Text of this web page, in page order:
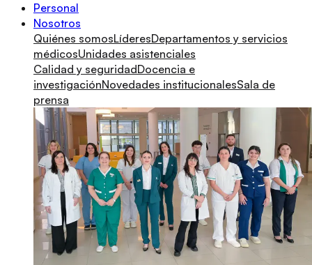
Personal
Nosotros
Quiénes somosLíderesDepartamentos y servicios
médicosUnidades asistenciales
Calidad y seguridadDocencia e
investigaciónNovedades institucionalesSala de
prensa